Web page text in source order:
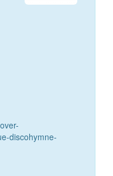
discohymne-